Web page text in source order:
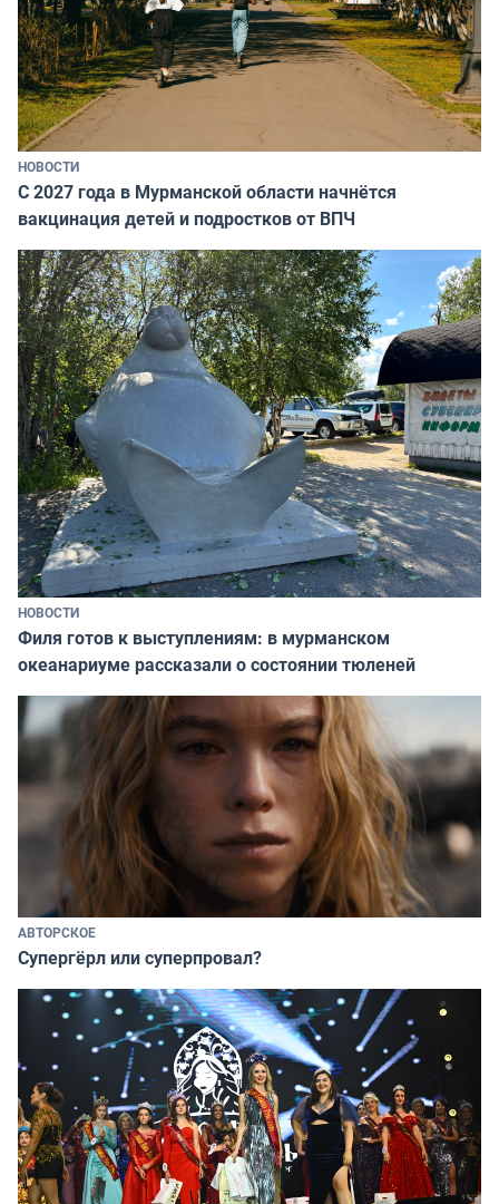
НОВОСТИ
С 2027 года в Мурманской области начнётся
вакцинация детей и подростков от ВПЧ
НОВОСТИ
Филя готов к выступлениям: в мурманском
океанариуме рассказали о состоянии тюленей
АВТОРСКОЕ
Супергёрл или суперпровал?